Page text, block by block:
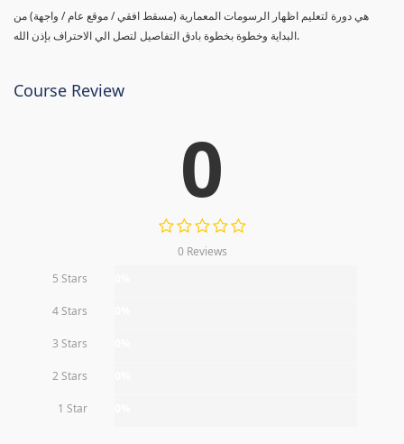
هي دورة لتعليم اظهار الرسومات المعمارية (مسقط افقي / موقع عام / واجهة) من
البداية وخطوة بخطوة بادق التفاصيل لتصل الي الاحتراف بإذن الله.
Course Review
0
0 Reviews
5 Stars
4 Stars
3 Stars
2 Stars
1 Star